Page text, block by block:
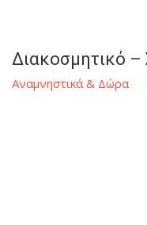
Διακοσμητικό
Αναμνηστικά & Δώρα